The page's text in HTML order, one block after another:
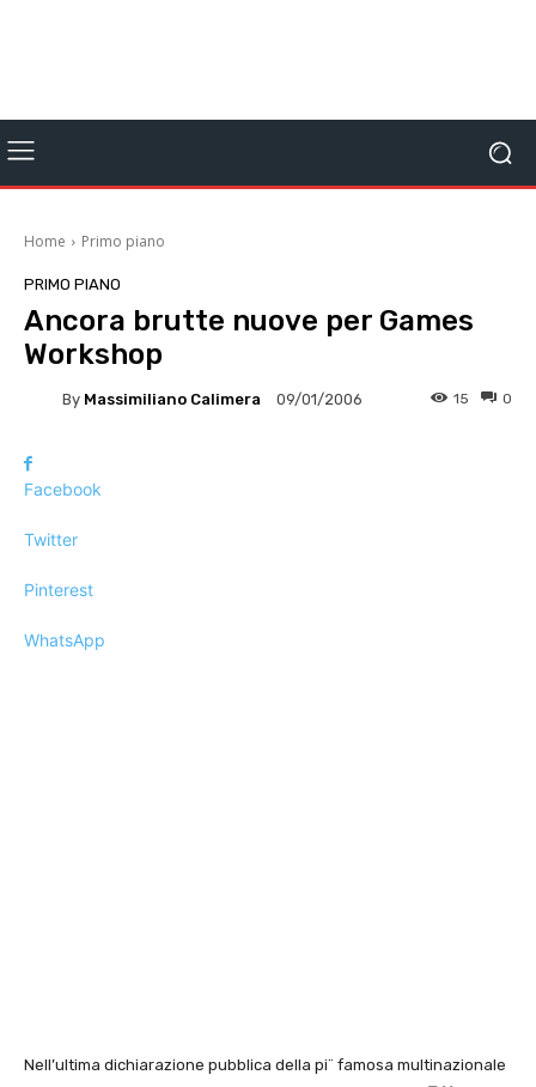
Home Primo piano
PRIMO PIANO
Ancora brutte nuove per Games
Workshop
By Massimiliano Calimera 09/01/2006 0
15
Facebook
Twitter
Pinterest
WhatsApp
Nell’ultima dichiarazione pubblica della pi¨ famosa multinazionale